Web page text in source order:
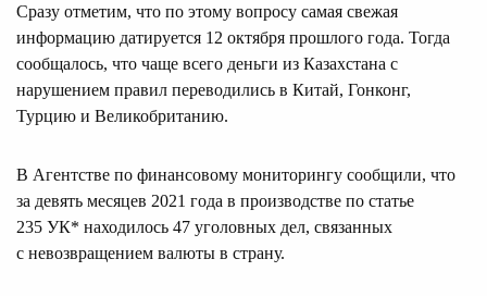
Сразу отметим, что по этому вопросу самая свежая
информацию датируется 12 октября прошлого года. Тогда
сообщалось, что чаще всего деньги из Казахстана с
нарушением правил переводились в Китай, Гонконг,
Турцию и Великобританию.
В Агентстве по финансовому мониторингу сообщили, что
за девять месяцев 2021 года в производстве по статье
235 УК* находилось 47 уголовных дел, связанных
с невозвращением валюты в страну.